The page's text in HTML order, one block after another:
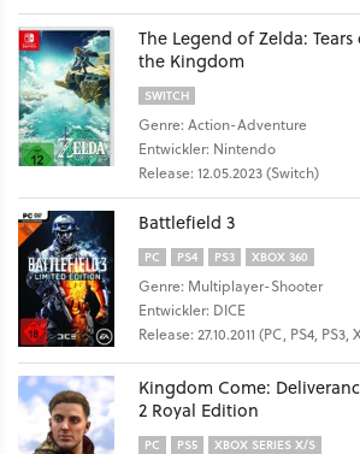
The Legend of Zelda: Tears
the Kingdom
SWITCH
Genre: Action-Adventure
Entwickler: Nintendo
Release: 12.05.2023 (Switch)
Battlefield 3
PC PS4 PS3 XBOX 360
Genre: Multiplayer-Shooter
Entwickler: DICE
Release: 27.10.2011 (PC, PS4, PS3,
Kingdom Come:
2 Royal Edition
PC PS5 XBOX SERIES X/S